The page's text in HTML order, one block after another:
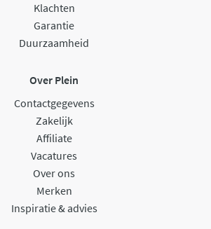
Klachten
Garantie
Duurzaamheid
Over Plein
Contactgegevens
Zakelijk
Affiliate
Vacatures
Over ons
Merken
Inspiratie & advies